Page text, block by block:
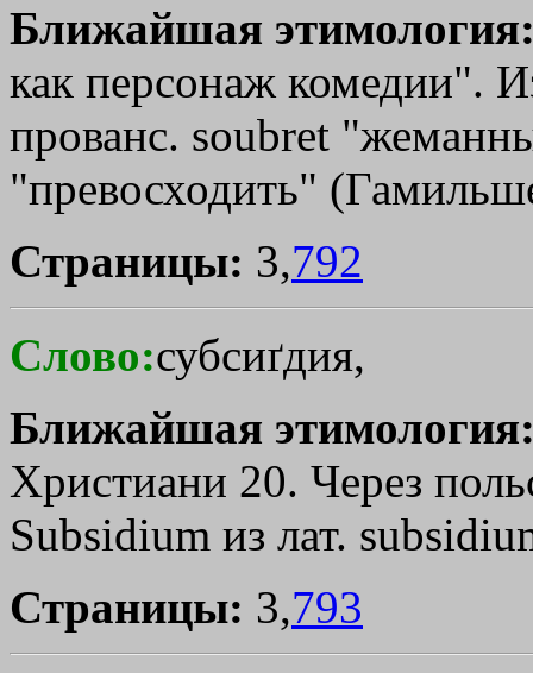
Ближайшая
как персонаж комедии".
прованс. soubret
"превосходить"
Страницы: 3,792
Слово:субсиґдия,
Ближайшая
Христиани 20. Через
Subsidium из лат.
Страницы: 3,793